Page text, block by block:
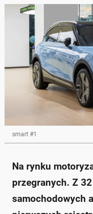
smart #1
Na rynku
przegranych. Z
samochodowych